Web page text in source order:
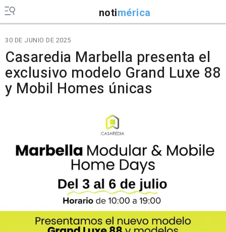
notimérica
30 DE JUNIO DE 2025
Casaredia Marbella presenta el
exclusivo modelo Grand Luxe 88
y Mobil Homes únicas